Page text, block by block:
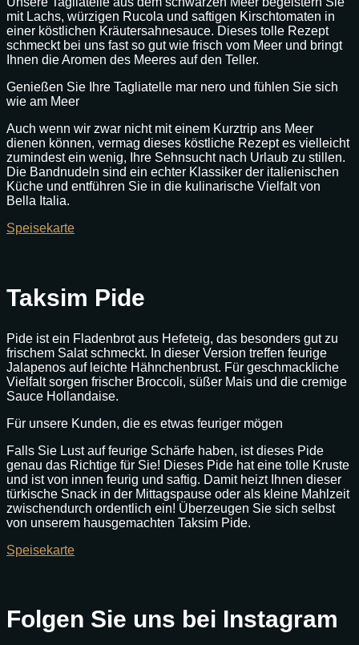
mit Lachs, würzigen Rucola und saftigen Kirschtomaten in
einer köstlichen Kräutersahnesauce. Dieses tolle Rezept
schmeckt bei uns fast so gut wie frisch vom Meer und bringt
Ihnen die Aromen des Meeres auf den Teller.
Genießen Sie Ihre Tagliatelle mar nero und fühlen Sie sich
wie am Meer
Auch wenn wir zwar nicht mit einem Kurztrip ans Meer
dienen können, vermag dieses köstliche Rezept es vielleicht
zumindest ein wenig, Ihre Sehnsucht nach Urlaub zu stillen.
Die Bandnudeln sind ein echter Klassiker der italienischen
Küche und entführen Sie in die kulinarische Vielfalt von
Bella Italia.
Speisekarte
Taksim Pide
Pide ist ein Fladenbrot aus Hefeteig, das besonders gut zu
frischem Salat schmeckt. In dieser Version treffen feurige
Jalapenos auf leichte Hähnchenbrust. Für geschmackliche
Vielfalt sorgen frischer Broccoli, süßer Mais und die cremige
Sauce Hollandaise.
Für unsere Kunden, die es etwas feuriger mögen
Falls Sie Lust auf feurige Schärfe haben, ist dieses Pide
genau das Richtige für Sie! Dieses Pide hat eine tolle Kruste
und ist von innen feurig und saftig. Damit heizt Ihnen dieser
türkische Snack in der Mittagspause oder als kleine Mahlzeit
zwischendurch ordentlich ein! Überzeugen Sie sich selbst
von unserem hausgemachten Taksim Pide.
Speisekarte
Folgen Sie uns bei Instagram